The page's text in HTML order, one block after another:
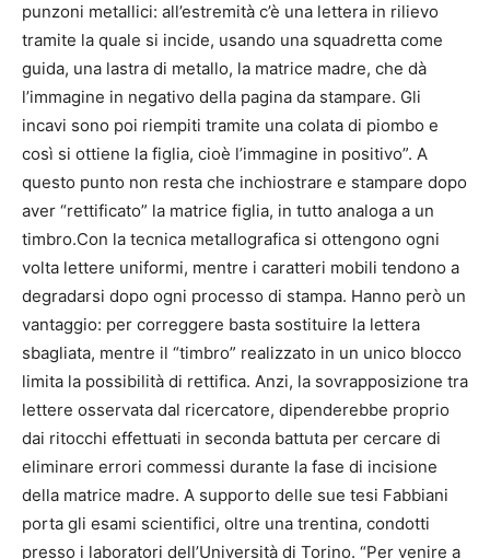
punzoni metallici: all’estremità c’è una lettera in rilievo
tramite la quale si incide, usando una squadretta come
guida, una lastra di metallo, la matrice madre, che dà
l’immagine in negativo della pagina da stampare. Gli
incavi sono poi riempiti tramite una colata di piombo e
così si ottiene la figlia, cioè l’immagine in positivo”. A
questo punto non resta che inchiostrare e stampare dopo
aver “rettificato” la matrice figlia, in tutto analoga a un
timbro.Con la tecnica metallografica si ottengono ogni
volta lettere uniformi, mentre i caratteri mobili tendono a
degradarsi dopo ogni processo di stampa. Hanno però un
vantaggio: per correggere basta sostituire la lettera
sbagliata, mentre il “timbro” realizzato in un unico blocco
limita la possibilità di rettifica. Anzi, la sovrapposizione tra
lettere osservata dal ricercatore, dipenderebbe proprio
dai ritocchi effettuati in seconda battuta per cercare di
eliminare errori commessi durante la fase di incisione
della matrice madre. A supporto delle sue tesi Fabbiani
porta gli esami scientifici, oltre una trentina, condotti
presso i laboratori dell’Università di Torino. “Per venire a